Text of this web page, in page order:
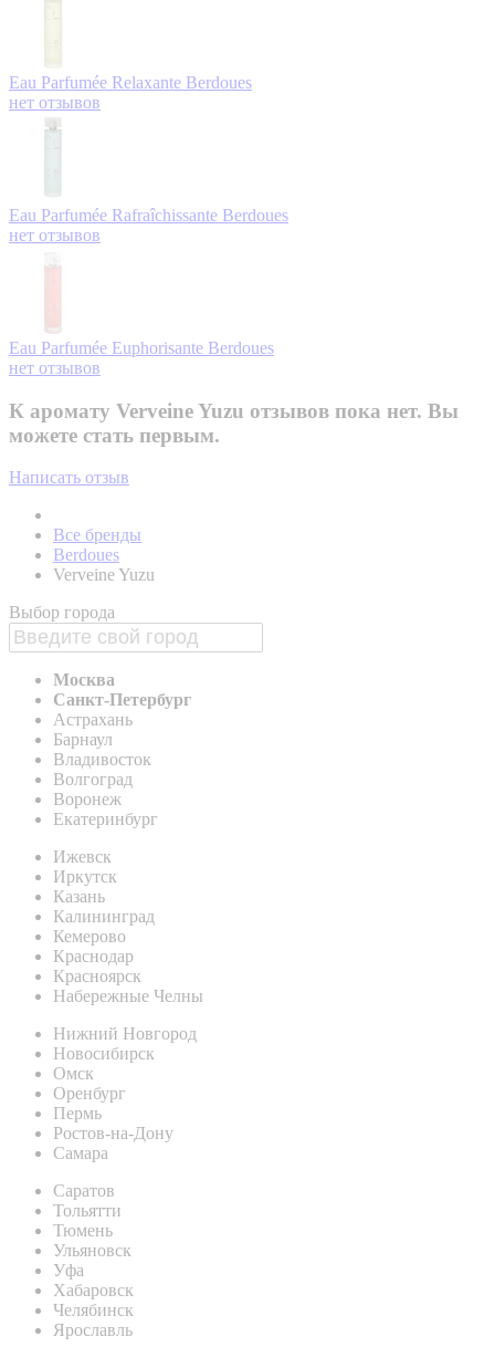
Eau Parfumée Relaxante Berdoues
нет отзывов
Eau Parfumée Rafraîchissante Berdoues
нет отзывов
Eau Parfumée Euphorisante Berdoues
нет отзывов
К аромату Verveine Yuzu отзывов пока нет. Вы
можете стать первым.
Написать отзыв
Все бренды
Berdoues
Verveine Yuzu
Выбор города
Москва
Санкт-Петербург
Астрахань
Барнаул
Владивосток
Волгоград
Воронеж
Екатеринбург
Ижевск
Иркутск
Казань
Калининград
Кемерово
Краснодар
Красноярск
Набережные Челны
Нижний Новгород
Новосибирск
Омск
Оренбург
Пермь
Ростов-на-Дону
Самара
Саратов
Тольятти
Тюмень
Ульяновск
Уфа
Хабаровск
Челябинск
Ярославль